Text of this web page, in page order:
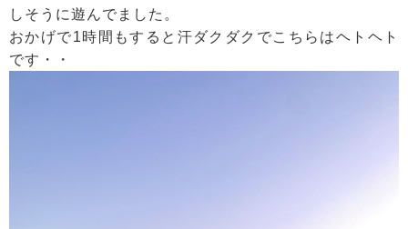
しそうに遊んでました。
おかげで1時間もすると汗ダクダクでこちらはヘトヘト
です・・